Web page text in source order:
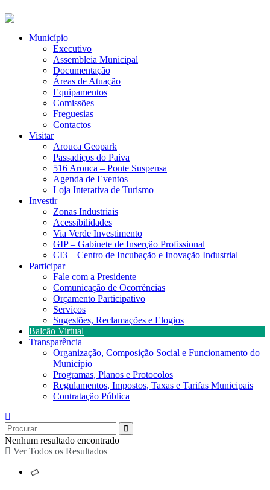
Município
Executivo
Assembleia Municipal
Documentação
Áreas de Atuação
Equipamentos
Comissões
Freguesias
Contactos
Visitar
Arouca Geopark
Passadiços do Paiva
516 Arouca – Ponte Suspensa
Agenda de Eventos
Loja Interativa de Turismo
Investir
Zonas Industriais
Acessibilidades
Via Verde Investimento
GIP – Gabinete de Inserção Profissional
CI3 – Centro de Incubação e Inovação Industrial
Participar
Fale com a Presidente
Comunicação de Ocorrências
Orçamento Participativo
Serviços
Sugestões, Reclamações e Elogios
Balcão Virtual
Transparência
Organização, Composição Social e Funcionamento do
Município
Programas, Planos e Protocolos
Regulamentos, Impostos, Taxas e Tarifas Municipais
Contratação Pública
Nenhum resultado encontrado
Ver Todos os Resultados